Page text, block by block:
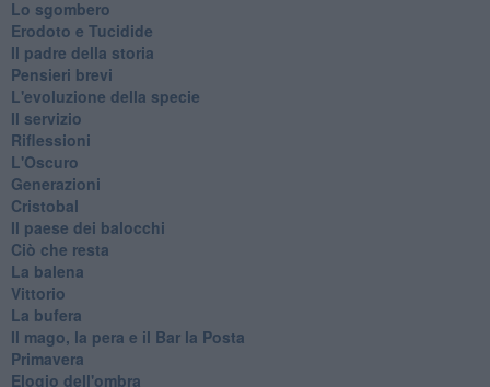
Lo sgombero
Erodoto e Tucidide
Il padre della storia
Pensieri brevi
L'evoluzione della specie
Il servizio
Riflessioni
L'Oscuro
Generazioni
Cristobal
Il paese dei balocchi
Ciò che resta
La balena
Vittorio
La bufera
Il mago, la pera e il Bar la Posta
Primavera
Elogio dell'ombra